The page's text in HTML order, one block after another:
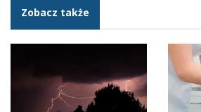
Zobacz także